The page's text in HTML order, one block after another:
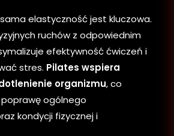
elastyczność jest kluczowa.
ruchów z odpowiednim
efektywność ćwiczeń i
stres. Pilates wspiera
organizmu, co
poprawę ogólnego
kondycji fizycznej i